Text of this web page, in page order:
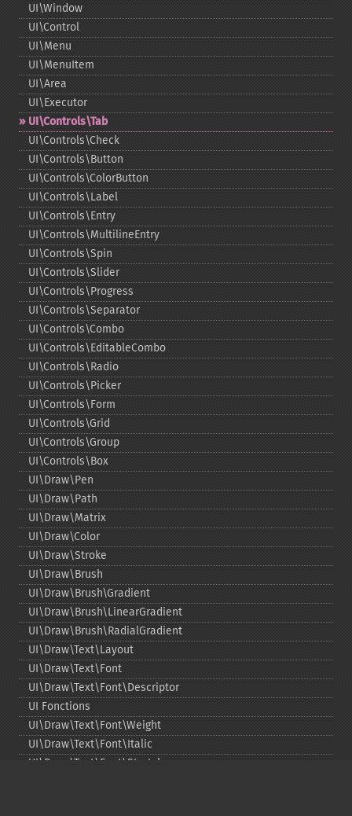
UI\Window
UI\Control
UI\Menu
UI\MenuItem
UI\Area
UI\Executor
UI\Controls\Tab
UI\Controls\Check
UI\Controls\Button
UI\Controls\ColorButton
UI\Controls\Label
UI\Controls\Entry
UI\Controls\MultilineEntry
UI\Controls\Spin
UI\Controls\Slider
UI\Controls\Progress
UI\Controls\Separator
UI\Controls\Combo
UI\Controls\EditableCombo
UI\Controls\Radio
UI\Controls\Picker
UI\Controls\Form
UI\Controls\Grid
UI\Controls\Group
UI\Controls\Box
UI\Draw\Pen
UI\Draw\Path
UI\Draw\Matrix
UI\Draw\Color
UI\Draw\Stroke
UI\Draw\Brush
UI\Draw\Brush\Gradient
UI\Draw\Brush\LinearGradient
UI\Draw\Brush\RadialGradient
UI\Draw\Text\Layout
UI\Draw\Text\Font
UI\Draw\Text\Font\Descriptor
UI Fonctions
UI\Draw\Text\Font\Weight
UI\Draw\Text\Font\Italic
UI\Draw\Text\Font\Stretch